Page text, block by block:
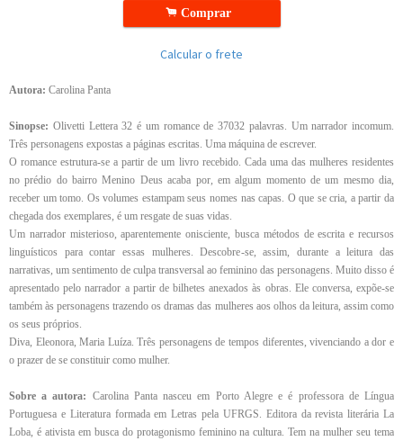
.Comprar
Calcular o frete
Autora: Carolina Panta
Sinopse: Olivetti Lettera 32 é um romance de 37032 palavras. Um narrador incomum.
Três personagens expostas a páginas escritas. Uma máquina de escrever.
O romance estrutura-se a partir de um livro recebido. Cada uma das mulheres residentes
no prédio do bairro Menino Deus acaba por, em algum momento de um mesmo dia,
receber um tomo. Os volumes estampam seus nomes nas capas. O que se cria, a partir da
chegada dos exemplares, é um resgate de suas vidas.
Um narrador misterioso, aparentemente onisciente, busca métodos de escrita e recursos
linguísticos para contar essas mulheres. Descobre-se, assim, durante a leitura das
narrativas, um sentimento de culpa transversal ao feminino das personagens. Muito disso é
apresentado pelo narrador a partir de bilhetes anexados às obras. Ele conversa, expõe-se
também às personagens trazendo os dramas das mulheres aos olhos da leitura, assim como
os seus próprios.
Diva, Eleonora, Maria Luíza. Três personagens de tempos diferentes, vivenciando a dor e
o prazer de se constituir como mulher.
Sobre a autora: Carolina Panta nasceu em Porto Alegre e é professora de Língua
Portuguesa e Literatura formada em Letras pela UFRGS. Editora da revista literária La
Loba, é ativista em busca do protagonismo feminino na cultura. Tem na mulher seu tema